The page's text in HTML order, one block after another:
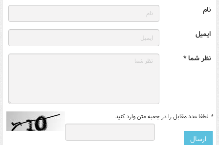
نام
ایمیل
نظر شما *
* لطفا عدد مقابل را در جعبه متن وارد کنید